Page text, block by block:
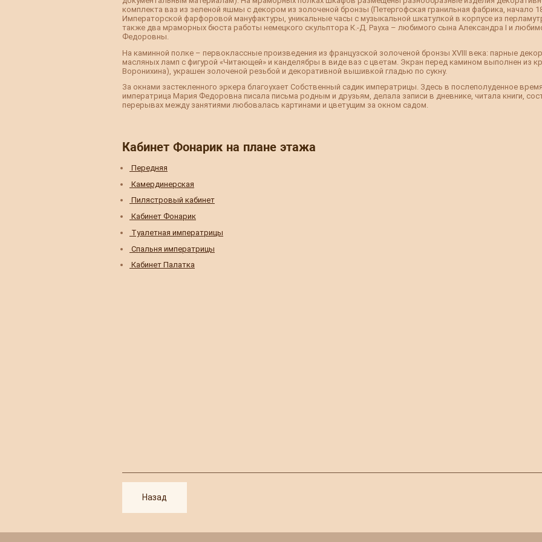
комплекта ваз из зеленой яшмы с декором из золоченой бронзы (Петергофская гранильная фабрика, начало
Императорской фарфоровой мануфактуры, уникальные часы с музыкальной шкатулкой в корпусе из
также два мраморных бюста работы немецкого скульптора К.-Д. Рауха – любимого сына Александра I и
Федоровны.
На каминной полке – первоклассные произведения из французской золоченой бронзы XVIII века: парные
масляных ламп с фигурой «Читающей» и канделябры в виде ваз с цветам. Экран перед камином выполнен из
Воронихина), украшен золоченой резьбой и декоративной вышивкой гладью по сукну.
За окнами застекленного эркера благоухает Собственный садик императрицы. Здесь в послеполуденное
императрица Мария Федоровна писала письма родным и друзьям, делала записи в дневнике, читала книги,
перерывах между занятиями любовалась картинами и цветущим за окном садом.
Кабинет Фонарик на плане этажа
Передняя
Камердинерская
Пилястровый кабинет
Кабинет Фонарик
Туалетная императрицы
Спальня императрицы
Кабинет Палатка
Назад